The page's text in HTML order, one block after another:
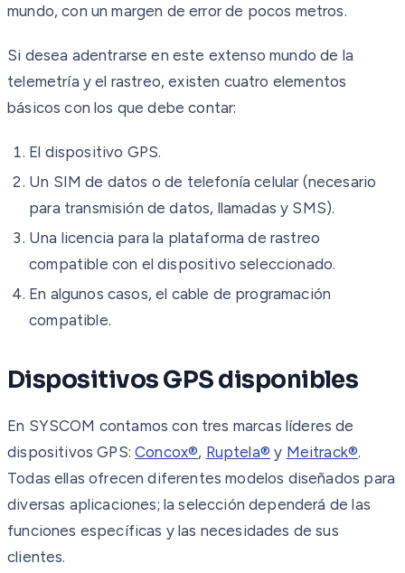
mundo, con un margen de error de pocos metros.
Si desea adentrarse en este extenso mundo de la
telemetría y el rastreo, existen cuatro elementos
básicos con los que debe contar:
El dispositivo GPS.
Un SIM de datos o de telefonía celular (necesario
para transmisión de datos, llamadas y SMS).
Una licencia para la plataforma de rastreo
compatible con el dispositivo seleccionado.
En algunos casos, el cable de programación
compatible.
Dispositivos GPS disponibles
En SYSCOM contamos con tres marcas líderes de
dispositivos GPS:Concox®, Ruptela® y Meitrack®.
Todas ellas ofrecen diferentes modelos diseñados para
diversas aplicaciones; la selección dependerá de las
funciones específicas y las necesidades de sus
clientes.